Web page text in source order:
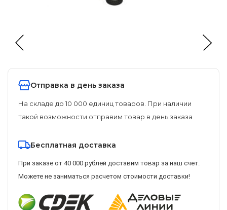
Отправка в день заказа
На складе до 10 000 единиц товаров. При наличии
такой возможности отправим товар в день заказа
Бесплатная доставка
При заказе от 40 000 рублей доставим товар за наш счет.
Можете не заниматься расчетом стоимости доставки!